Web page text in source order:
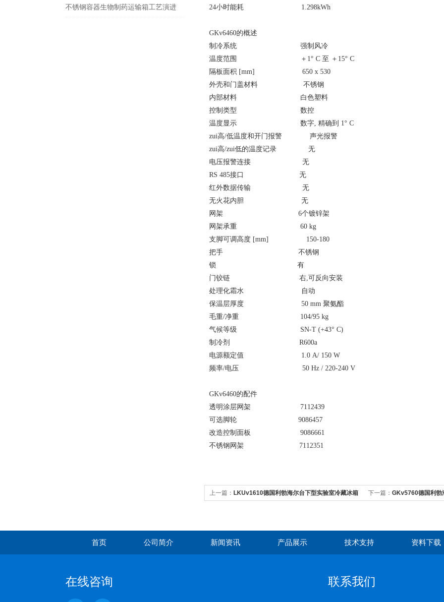
不锈钢容器生物制药运输箱工艺演进
24小时能耗 1.298kWh
GKv6460的概述
制冷系统 强制风冷
温度范围 ＋1° C 至 ＋15° C
隔板面积 [mm] 650 x 530
外壳和门盖材料 不锈钢
内部材料 白色塑料
控制类型 数控
温度显示 数字, 精确到 1° C
zui高/低温度和开门报警 声光报警
zui高/zui低的温度记录 无
电压报警连接 无
RS 485接口 无
红外数据传输 无
无火花内胆 无
网架 6个镀锌架
网架承重 60 kg
支脚可调高度 [mm] 150-180
把手 不锈钢
锁 有
门铰链 右,可反向安装
处理化霜水 自动
保温层厚度 50 mm 聚氨酯
毛重/净重 104/95 kg
气候等级 SN-T (+43° C)
制冷剂 R600a
电源额定值 1.0 A/ 150 W
频率/电压 50 Hz / 220-240 V
GKv6460的配件
透明涂层网架 7112439
可选脚轮 9086457
改造控制面板 9086661
不锈钢网架 7112351
上一篇： LKUv1610德国利勃海尔台下型实验室冷藏冰箱 下一篇： GKv5760德国利勃
首页 公司简介 新闻资讯 产品展示 技术支持 资料下载
在线咨询 联系我们